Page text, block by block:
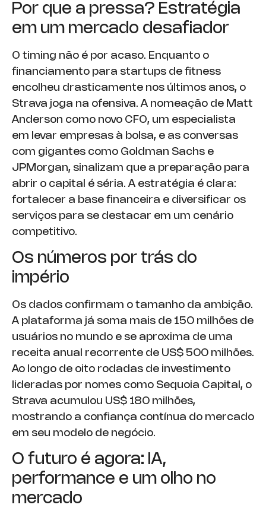
Por que a pressa? Estratégia
em um mercado desafiador
O timing não é por acaso. Enquanto o
financiamento para startups de fitness
encolheu drasticamente nos últimos anos, o
Strava joga na ofensiva. A nomeação de Matt
Anderson como novo CFO, um especialista
em levar empresas à bolsa, e as conversas
com gigantes como Goldman Sachs e
JPMorgan, sinalizam que a preparação para
abrir o capital é séria. A estratégia é clara:
fortalecer a base financeira e diversificar os
serviços para se destacar em um cenário
competitivo.
Os números por trás do
império
Os dados confirmam o tamanho da ambição.
A plataforma já soma mais de 150 milhões de
usuários no mundo e se aproxima de uma
receita anual recorrente de US$ 500 milhões.
Ao longo de oito rodadas de investimento
lideradas por nomes como Sequoia Capital, o
Strava acumulou US$ 180 milhões,
mostrando a confiança contínua do mercado
em seu modelo de negócio.
O futuro é agora: IA,
performance e um olho no
mercado